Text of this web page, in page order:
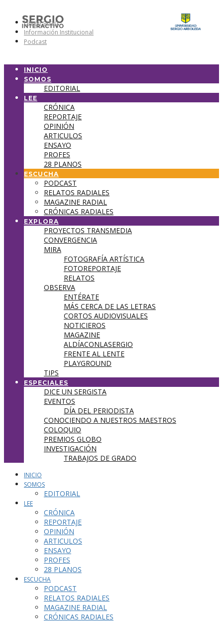
Universidad
Información Institucional
Podcast
INICIO
SOMOS
EDITORIAL
LEE
CRÓNICA
REPORTAJE
OPINIÓN
ARTICULOS
ENSAYO
PROFES
28 PLANOS
ESCUCHA
PODCAST
RELATOS RADIALES
MAGAZINE RADIAL
CRÓNICAS RADIALES
EXPLORA
PROYECTOS TRANSMEDIA
CONVERGENCIA
MIRA
FOTOGRAFÍA ARTÍSTICA
FOTOREPORTAJE
RELATOS
OBSERVA
ENTÉRATE
MÁS CERCA DE LAS LETRAS
CORTOS AUDIOVISUALES
NOTICIEROS
MAGAZINE
ALDÍACONLASERGIO
FRENTE AL LENTE
PLAYGROUND
TIPS
ESPECIALES
DICE UN SERGISTA
EVENTOS
DÍA DEL PERIODISTA
CONOCIENDO A NUESTROS MAESTROS
COLOQUIO
PREMIOS GLOBO
INVESTIGACIÓN
TRABAJOS DE GRADO
INICIO
SOMOS
EDITORIAL
LEE
CRÓNICA
REPORTAJE
OPINIÓN
ARTICULOS
ENSAYO
PROFES
28 PLANOS
ESCUCHA
PODCAST
RELATOS RADIALES
MAGAZINE RADIAL
CRÓNICAS RADIALES